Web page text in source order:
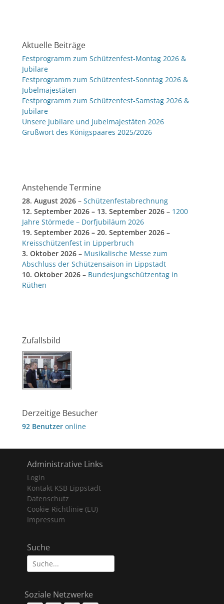
Aktuelle Beiträge
Festprogramm zum Schützenfest-Montag 2026 &
Jubilare
Festprogramm zum Schützenfest-Sonntag 2026 &
Jubelmajestäten
Festprogramm zum Schützenfest-Samstag 2026 &
Jubilare
Unsere Jubilare und Jubelmajestäten 2026
Grußwort des Königspaares 2025/2026
Anstehende Termine
28. August 2026 – Schützenfestabrechnung
12. September 2026 – 13. September 2026 – 1200
Jahre Störmede – Dorfjubiläum 2026
19. September 2026 – 20. September 2026 –
Kreisschützenfest in Lipperbruch
3. Oktober 2026 – Musikalische Messe zum
Abschluss der Schützensaison in Lippstadt
10. Oktober 2026 – Bundesjungschützentag in
Rüthen
Zufallsbild
Derzeitige Besucher
92 Benutzer online
Administrative Links
Login
Kontakt KSB Lippstadt
Datenschutz
Cookie-Richtlinie (EU)
Impressum
Suche
Suche
nach:
Soziale Netzwerke